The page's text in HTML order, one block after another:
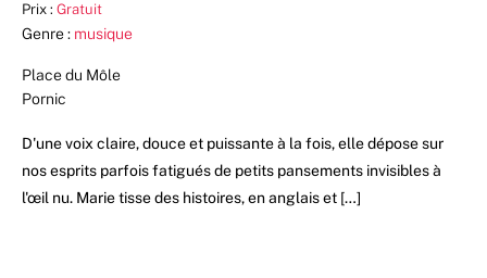
Prix : Gratuit
Genre : musique
Place du Môle
Pornic
D'une voix claire, douce et puissante à la fois, elle dépose sur
nos esprits parfois fatigués de petits pansements invisibles à
l'œil nu. Marie tisse des histoires, en anglais et […]